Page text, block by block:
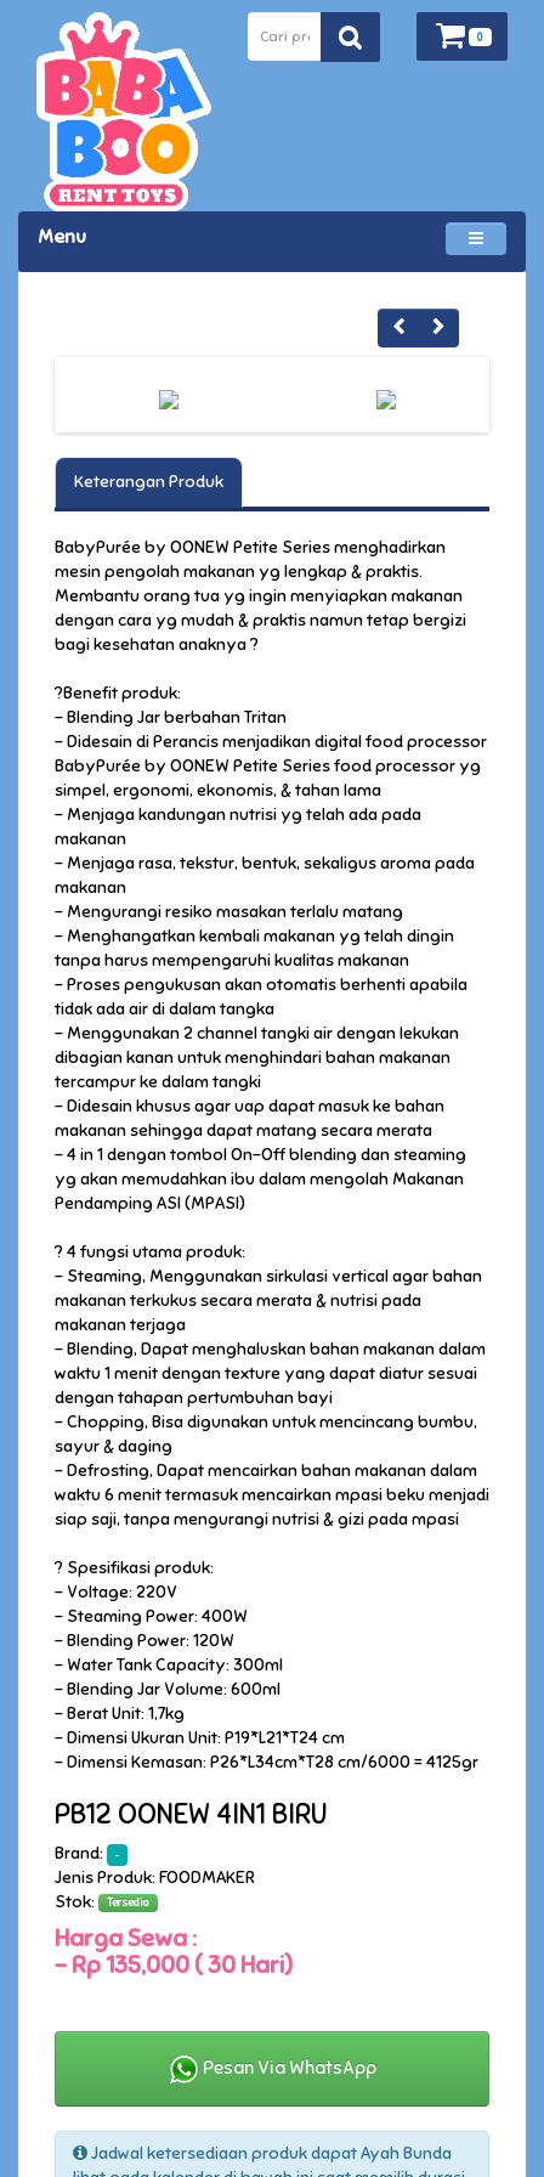
0
Menu
Keterangan Produk
BabyPurée by OONEW Petite Series menghadirkan
mesin pengolah makanan yg lengkap & praktis.
Membantu orang tua yg ingin menyiapkan makanan
dengan cara yg mudah & praktis namun tetap bergizi
bagi kesehatan anaknya ?
?Benefit produk:
- Blending Jar berbahan Tritan
- Didesain di Perancis menjadikan digital food processor
BabyPurée by OONEW Petite Series food processor yg
simpel, ergonomi, ekonomis, & tahan lama
- Menjaga kandungan nutrisi yg telah ada pada
makanan
- Menjaga rasa, tekstur, bentuk, sekaligus aroma pada
makanan
- Mengurangi resiko masakan terlalu matang
- Menghangatkan kembali makanan yg telah dingin
tanpa harus mempengaruhi kualitas makanan
- Proses pengukusan akan otomatis berhenti apabila
tidak ada air di dalam tangka
- Menggunakan 2 channel tangki air dengan lekukan
dibagian kanan untuk menghindari bahan makanan
tercampur ke dalam tangki
- Didesain khusus agar uap dapat masuk ke bahan
makanan sehingga dapat matang secara merata
- 4 in 1 dengan tombol On-Off blending dan steaming
yg akan memudahkan ibu dalam mengolah Makanan
Pendamping ASI (MPASI)
? 4 fungsi utama produk:
- Steaming, Menggunakan sirkulasi vertical agar bahan
makanan terkukus secara merata & nutrisi pada
makanan terjaga
- Blending, Dapat menghaluskan bahan makanan dalam
waktu 1 menit dengan texture yang dapat diatur sesuai
dengan tahapan pertumbuhan bayi
- Chopping, Bisa digunakan untuk mencincang bumbu,
sayur & daging
- Defrosting, Dapat mencairkan bahan makanan dalam
waktu 6 menit termasuk mencairkan mpasi beku menjadi
siap saji, tanpa mengurangi nutrisi & gizi pada mpasi
? Spesifikasi produk:
- Voltage: 220V
- Steaming Power: 400W
- Blending Power: 120W
- Water Tank Capacity: 300ml
- Blending Jar Volume: 600ml
- Berat Unit: 1,7kg
- Dimensi Ukuran Unit: P19*L21*T24 cm
- Dimensi Kemasan: P26*L34cm*T28 cm/6000 = 4125gr
PB12 OONEW 4IN1 BIRU
Brand: -
Jenis Produk: FOODMAKER
Stok:
Tersedia
Harga Sewa :
- Rp 135,000 ( 30 Hari)
Pesan Via WhatsApp
Jadwal ketersediaan produk dapat Ayah Bunda